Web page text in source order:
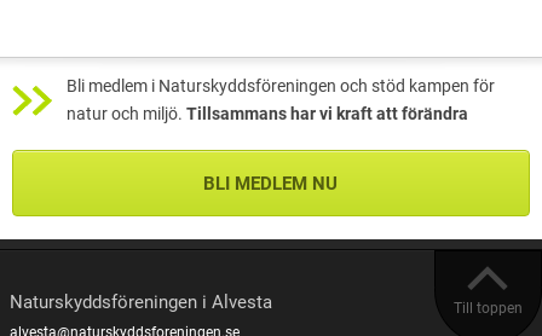
Bli medlem i Naturskyddsföreningen och stöd kampen för
natur och miljö. Tillsammans har vi kraft att förändra
BLI MEDLEM NU
Till toppen
Naturskyddsföreningen i Alvesta